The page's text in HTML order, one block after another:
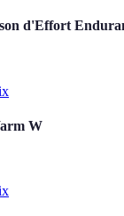
d'Effort
W